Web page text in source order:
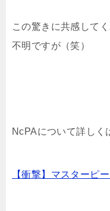
この驚きに共感して
不明ですが（笑）
NcPAについて詳しく
【衝撃】マスターピ